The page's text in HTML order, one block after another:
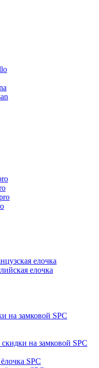
елочка
елочка
на замковой SPC
на замковой SPC
SPC